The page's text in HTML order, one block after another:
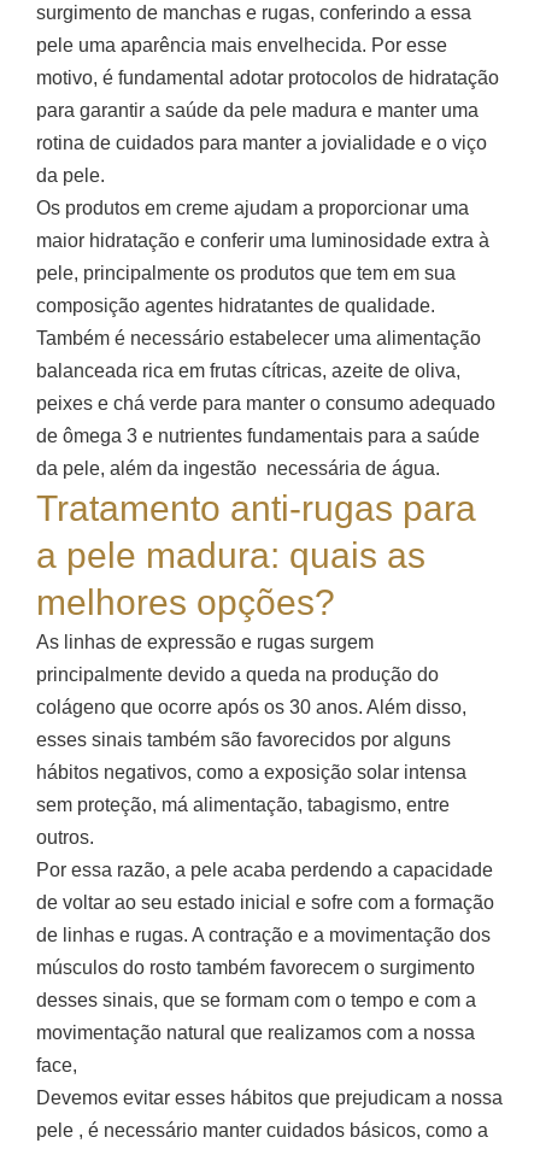
surgimento de manchas e rugas, conferindo a essa
pele uma aparência mais envelhecida. Por esse
motivo, é fundamental adotar protocolos de hidratação
para garantir a saúde da pele madura e manter uma
rotina de cuidados para manter a jovialidade e o viço
da pele.
Os produtos em creme ajudam a proporcionar uma
maior hidratação e conferir uma luminosidade extra à
pele, principalmente os produtos que tem em sua
composição agentes hidratantes de qualidade.
Também é necessário estabelecer uma alimentação
balanceada rica em frutas cítricas, azeite de oliva,
peixes e chá verde para manter o consumo adequado
de ômega 3 e nutrientes fundamentais para a saúde
da pele, além da ingestão necessária de água.
Tratamento anti-rugas para
a pele madura: quais as
melhores opções?
As linhas de expressão e rugas surgem
principalmente devido a queda na produção do
colágeno que ocorre após os 30 anos. Além disso,
esses sinais também são favorecidos por alguns
hábitos negativos, como a exposição solar intensa
sem proteção, má alimentação, tabagismo, entre
outros.
Por essa razão, a pele acaba perdendo a capacidade
de voltar ao seu estado inicial e sofre com a formação
de linhas e rugas. A contração e a movimentação dos
músculos do rosto também favorecem o surgimento
desses sinais, que se formam com o tempo e com a
movimentação natural que realizamos com a nossa
face,
Devemos evitar esses hábitos que prejudicam a nossa
pele , é necessário manter cuidados básicos, como a